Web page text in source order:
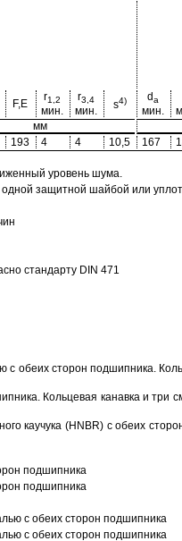
F,E
r1,2
мин.
r3,4
мин.
s4) da
мин.
мм
193 4 4 10,5 167
уровень шума.
защитной шайбой или
стандарту DIN 471
обеих сторон подшипника.
Кольцевая канавка и три
каучука (HNBR) с обеих
подшипника
подшипника
с обеих сторон подшипника
с обеих сторон подшипника